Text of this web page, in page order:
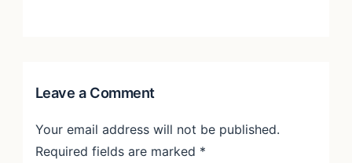
Leave a Comment
Your email address will not be published.
Required fields are marked *